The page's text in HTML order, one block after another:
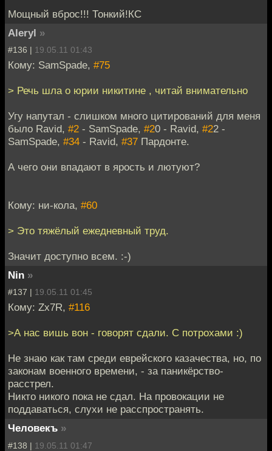
Мощный вброс!!! Тонкий!КС
Aleryl »
#136 | 19.05.11 01:43
Кому: SamSpade, #75
> Речь шла о юрии никитине , читай внимательно
Угу напутал - слишком много цитирований для меня
было Ravid, #2 - SamSpade, #20 - Ravid, #22 -
SamSpade, #34 - Ravid, #37 Пардонте.
А чего они впадают в ярость и лютуют?
Кому: ни-кола, #60
> Это тяжёлый ежедневный труд.
Значит доступно всем. :-)
Nin »
#137 | 19.05.11 01:45
Кому: Zx7R, #116
>А нас вишь вон - говорят сдали. С потрохами :)
Не знаю как там срeди еврейского казачества, но, по
законам военного времени, - за паникёрство-
расстрел.
Никто никого пока не сдал. На провокации не
поддаваться, слухи не расспространять.
Человекъ »
#138 | 19.05.11 01:47